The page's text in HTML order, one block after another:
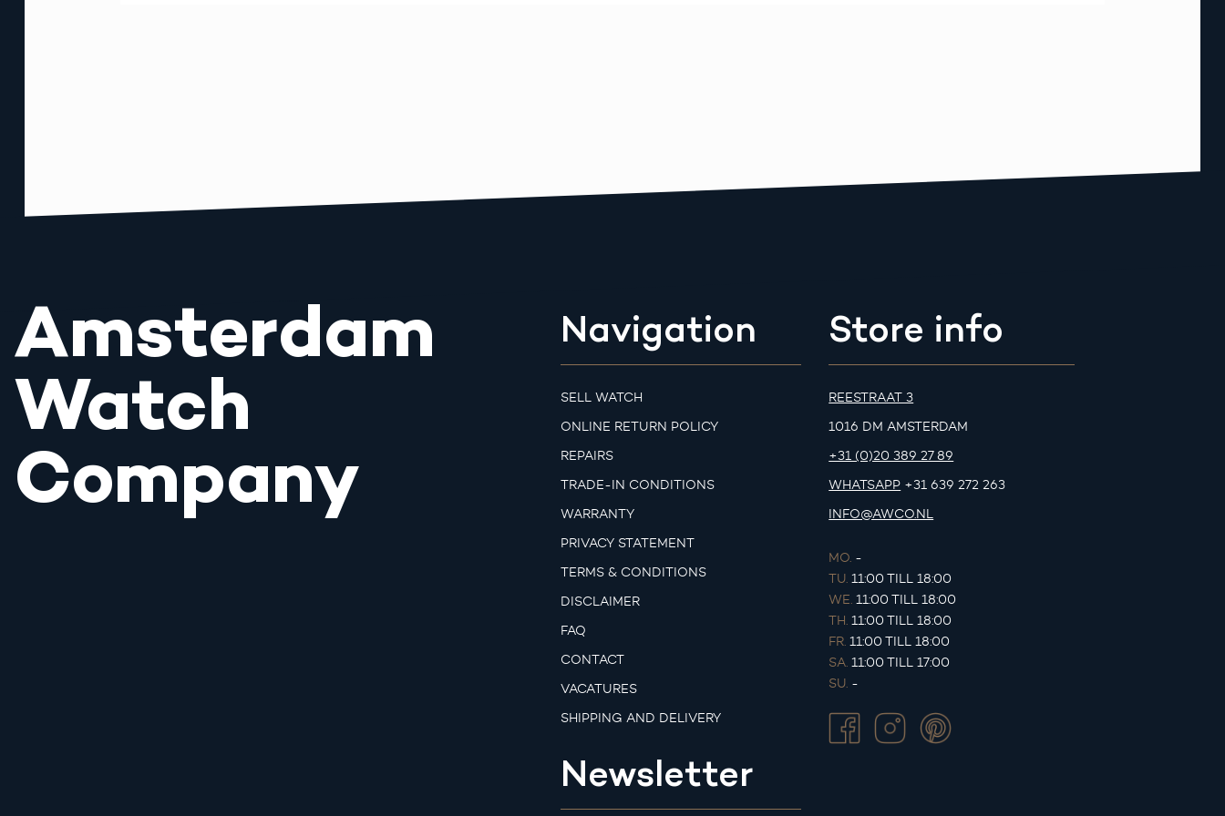
Amsterdam
Watch
Company
Navigation
SELL WATCH
ONLINE RETURN POLICY
REPAIRS
TRADE-IN CONDITIONS
WARRANTY
PRIVACY STATEMENT
TERMS & CONDITIONS
DISCLAIMER
FAQ
CONTACT
VACATURES
SHIPPING AND DELIVERY
Newsletter
Store info
REESTRAAT 3
1016 DM AMSTERDAM
+31 (0)20 389 27 89
WHATSAPP +31 639 272 263
INFO@AWCO.NL
MO. -
TU. 11:00 TILL 18:00
WE. 11:00 TILL 18:00
TH. 11:00 TILL 18:00
FR. 11:00 TILL 18:00
SA. 11:00 TILL 17:00
SU. -